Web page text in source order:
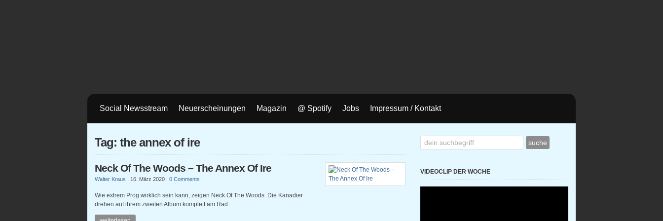
Social Newsstream Neuerscheinungen Magazin @ Spotify Jobs Impressum / Kontakt
Tag: the annex of ire
Neck Of The Woods – The Annex Of Ire
Walter Kraus | 16. März 2020 | 0 Comments
Wie extrem Prog wirklich sein kann, zeigen Neck Of The Woods. Die Kanadier
drehen auf ihrem zweiten Album komplett am Rad.
VIDEOCLIP DER WOCHE